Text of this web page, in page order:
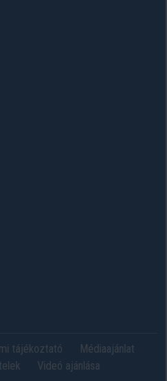
tájékoztató
Médiaajánlat
Videó ajánlása